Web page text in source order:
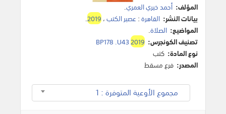
المؤلف: أحمد خيري العمري.
بيانات النشر: القاهرة: عصير الكتب،2019
.
المواضيع: الصلاة.
تصنيف الكونجرس:
BP178 .U432019
نوع المادة: كتب
المصدر: فرع مسقط
مجموع الأوعية المتوفرة : 1